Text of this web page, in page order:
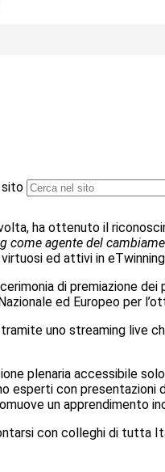
sito
ha ottenuto il
come agente del
ed attivi in
di premiazione
ed Europeo per
uno streaming live
plenaria accessibile
esperti con
un apprendimento
con colleghi di tutta